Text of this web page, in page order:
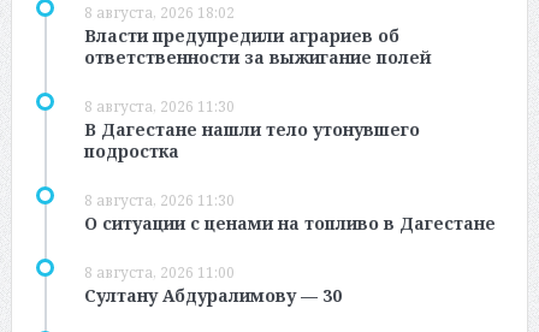
8 августа, 2026 18:02
Власти предупредили аграриев об
ответственности за выжигание полей
8 августа, 2026 11:30
В Дагестане нашли тело утонувшего
подростка
8 августа, 2026 11:30
О ситуации с ценами на топливо в Дагестане
8 августа, 2026 11:00
Султану Абдуралимову — 30